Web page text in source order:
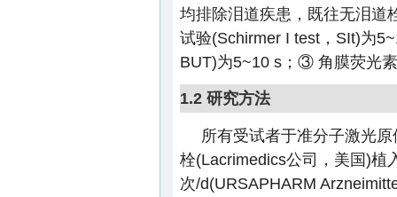
均排除泪道疾患，既往无泪
试验(Schirmer I test，SIt)为
BUT)为5~10 s；③ 角膜荧光
1.2 研究方法
所有受试者于准分子激光
栓(Lacrimedics公司，美国)植
次/d(URSAPHARM